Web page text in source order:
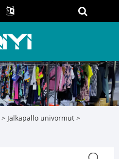
> Jalkapallo univormut >